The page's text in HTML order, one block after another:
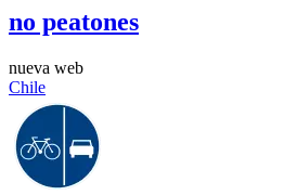
no peatones
nueva web
Chile